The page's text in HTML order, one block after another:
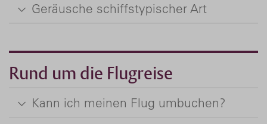
Geräusche schiffstypischer Art
Rund um die Flugreise
Kann ich meinen Flug umbuchen?